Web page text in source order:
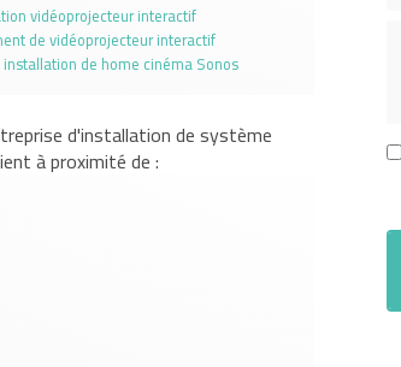
vidéoprojecteur interactif
de vidéoprojecteur interactif
de home cinéma Sonos
d'installation de système
à proximité de :